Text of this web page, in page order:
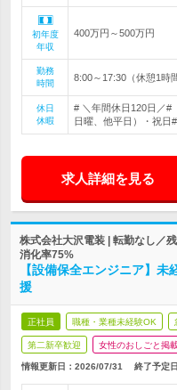
初年度
年収
400万円～500万円
勤務
時間
8:00～17:30（休憩1時
休日
休暇
# ＼年間休日120日／#
日曜、他平日）・祝日
求人詳細を見る
株式会社大沢電装 | 転勤なし／
消化率75%
【設備保全エンジニア】
援
正社員 職種・業種未経験OK
第二新卒歓迎 女性のおしごと掲
情報更新日：2026/07/31 終了予定